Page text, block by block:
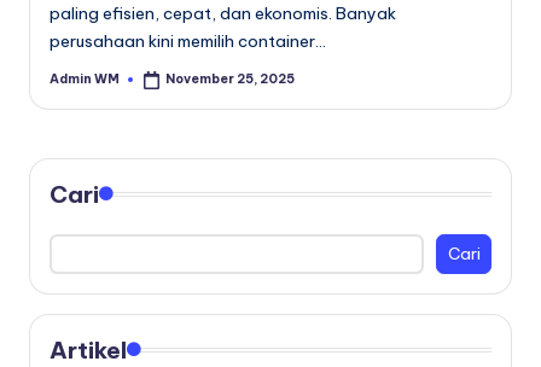
paling efisien, cepat, dan ekonomis. Banyak
perusahaan kini memilih container…
Posted
Admin WM November 25, 2025
Cari
Cari
Artikel